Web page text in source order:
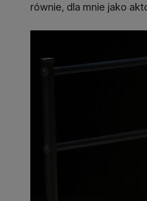
równie, dla mnie jako